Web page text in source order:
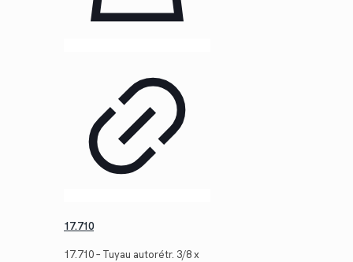
17.710
17.710 – Tuyau autorétr. 3/8 x